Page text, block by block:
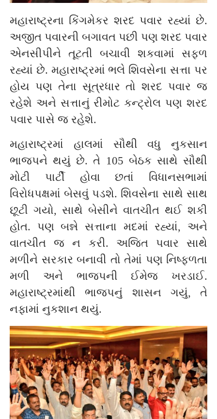
મહારાષ્ટ્રના કિંગમેકર શરદ પવાર રહ્યાં છે.
અજીત પવારની બગાવત પછી પણ શરદ પવાર
એનસીપીને તૂટતી બચાવી શકવામાં સફળ
રહ્યાં છે. મહારાષ્ટ્રમાં ભલે શિવસેના સત્તા પર
હોય પણ તેના સૂત્રધાર તો શરદ પવાર જ
રહેશે અને સત્તાનું રીમોટ કન્ટ્રોલ પણ શરદ
પવાર પાસે જ રહેશે.
મહારાષ્ટ્રમાં હાલમાં સૌથી વધુ નુકસાન
ભાજપને થયું છે. તે 105 બેઠક સાથે સૌથી
મોટી પાર્ટી હોવા છતાં વિધાનસભામાં
વિરોધપક્ષમાં બેસવું પડશે. શિવસેના સાથે સાથ
છૂટી ગયો, સાથે બેસીને વાતચીત થઈ શકી
હોત. પણ બન્ને સત્તાના મદમાં રહ્યાં, અને
વાતચીત જ ન કરી. અજિત પવાર સાથે
મળીને સરકાર બનાવી તો તેમાં પણ નિષ્ફળતા
મળી અને ભાજપની ઈમેજ ખરડાઈ.
મહારાષ્ટ્રમાંથી ભાજપનું શાસન ગયું, તે
નફામાં નુકશાન થયું.